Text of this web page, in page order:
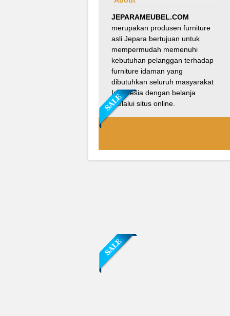
Meja Makan Oval Minimalis
Kursi Silang
Rp 8.100.0009.000.000
JEPARAMEUBEL.COM
merupakan produsen furniture
asli Jepara bertujuan untuk
mempermudah memenuhi
kebutuhan pelanggan terhadap
furniture idaman yang
dibutuhkan seluruh masyarakat
Indonesia dengan belanja
melalui situs online.